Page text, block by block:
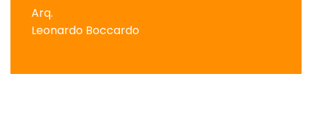
Arq.
Leonardo Boccardo